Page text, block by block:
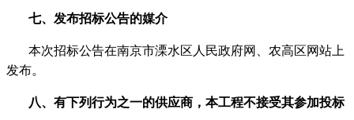
七、发布招标公告的媒介
本次招标公告在南京市溧水区人民政府网、农高区网站上
发布。
八、有下列行为之一的供应商，本工程不接受其参加投标